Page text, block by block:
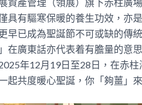
具有驅寒保暖的養生功效，亦
早已成為聖誕節不可或缺的傳
在廣東話亦代表着有膽量的意
年12月19日至28日，在赤
起共度暖心聖誕，你「夠薑」